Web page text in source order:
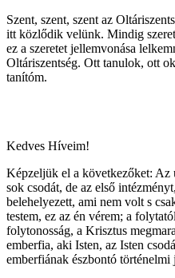
Szent, szent, szent az
itt közlődik velünk. Mindig
ez a szeretet jellemvonása
Oltáriszentség. Ott tanulok, ott
tanítóm.
Kedves Híveim!
Képzeljük el a következőket: Az
sok csodát, de az első
belehelyezett, ami nem volt s
testem, ez az én vérem; a
folytonosság, a Krisztus
emberfia, aki Isten, az Isten
emberfiának észbontó történelmi